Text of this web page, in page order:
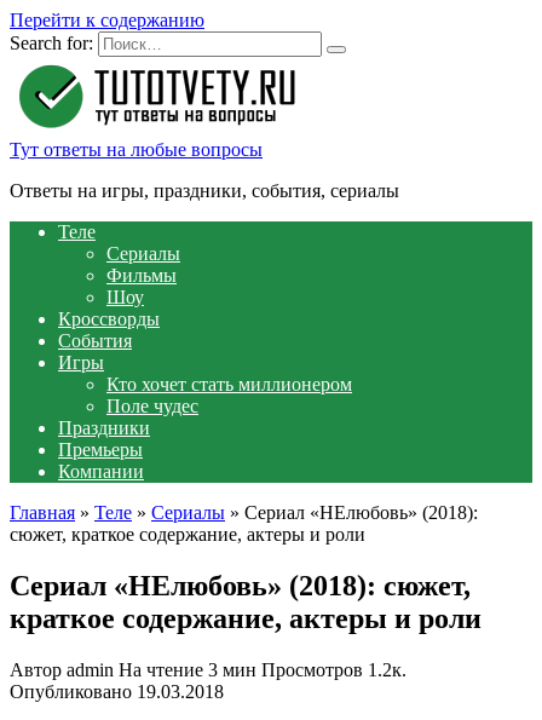
Перейти к содержанию
Search for:
Тут ответы на любые вопросы
Ответы на игры, праздники, события, сериалы
Теле
Сериалы
Фильмы
Шоу
Кроссворды
События
Игры
Кто хочет стать миллионером
Поле чудес
Праздники
Премьеры
Компании
Главная » Теле » Сериалы » Сериал «НЕлюбовь» (2018):
сюжет, краткое содержание, актеры и роли
Сериал «НЕлюбовь» (2018): сюжет,
краткое содержание, актеры и роли
Автор admin На чтение 3 мин Просмотров 1.2к.
Опубликовано 19.03.2018